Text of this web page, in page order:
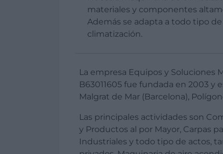
materiales y componentes
Además se adapta a todo tipo
climatización.
La empresa Equipos y Soluciones
B63011605 fue fundada en 2003 y
Malgrat de Mar (Barcelona),
Las principales actividades son
y Productos al por Mayor, Carpas
Industriales y todo tipo de actos,